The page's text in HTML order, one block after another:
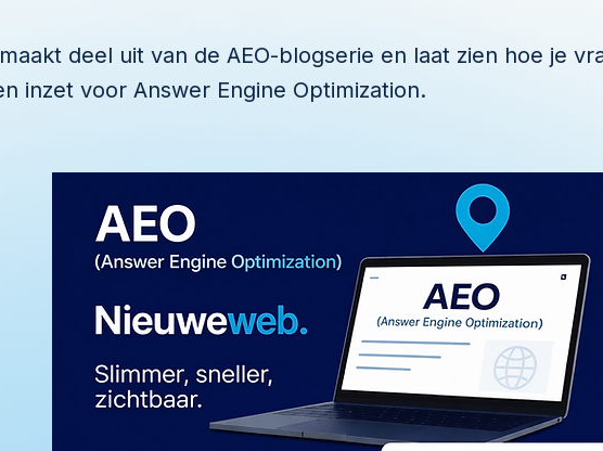
deel uit van de AEO-blogserie en laat zien hoe je
inzet voor Answer Engine Optimization.